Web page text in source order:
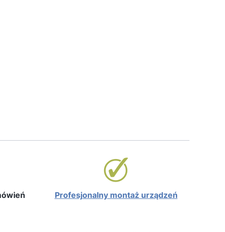
Profesjonalny montaż urządzeń